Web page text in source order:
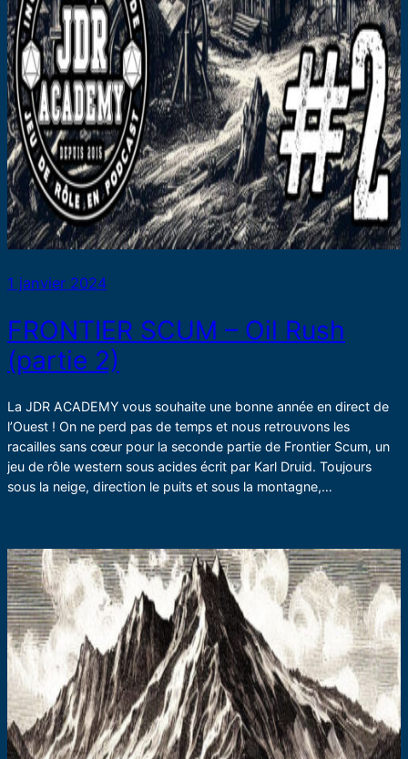
1 janvier 2024
FRONTIER SCUM – Oil Rush
(partie 2)
La JDR ACADEMY vous souhaite une bonne année en direct de
l’Ouest ! On ne perd pas de temps et nous retrouvons les
racailles sans cœur pour la seconde partie de Frontier Scum, un
jeu de rôle western sous acides écrit par Karl Druid. Toujours
sous la neige, direction le puits et sous la montagne,…